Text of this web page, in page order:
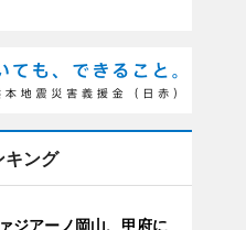
キング
ジアーノ岡山、甲府に